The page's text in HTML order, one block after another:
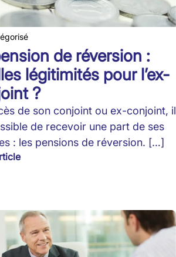
de réversion :
légitimités pour l’ex-
?
de son conjoint ou ex-conjoint, il
de recevoir une part de ses
: les pensions de réversion. […]